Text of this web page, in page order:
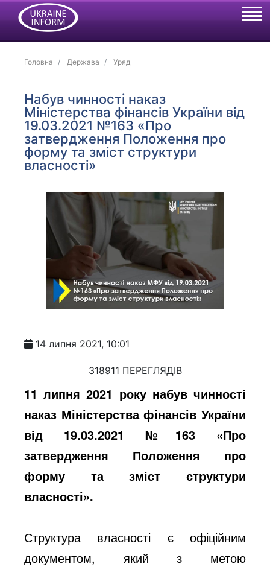
Головна Держава Уряд
Набув чинності наказ
Міністерства фінансів України від
19.03.2021 №163 «Про
затвердження Положення про
форму та зміст структури
власності»
14 липня 2021, 10:01
318911 ПЕРЕГЛЯДІВ
11 липня 2021 року набув чинності
наказ Міністерства фінансів України
від 19.03.2021 №163 «Про
затвердження Положення про
форму та зміст структури
власності».
Структура власності є офіційним
документом, який з метою